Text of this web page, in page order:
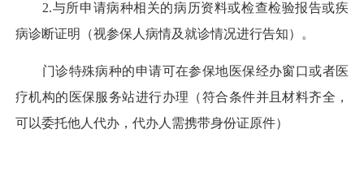
2.与所申请病种相关的病历资料或检查检验报告或疾
病诊断证明（视参保人病情及就诊情况进行告知）。
门诊特殊病种的申请可在参保地医保经办窗口或者医
疗机构的医保服务站进行办理（符合条件并且材料齐全，
可以委托他人代办，代办人需携带身份证原件）